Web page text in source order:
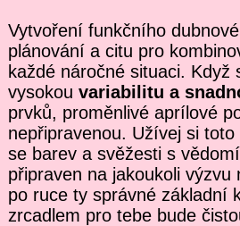
Vytvoření funkčního
plánování a citu pro
každé náročné situaci.
vysokou variabilitu a
prvků, proměnlivé aprílové
nepřipravenou. Užívej si
se barev a svěžesti s
připraven na jakoukoli
po ruce ty správné základní
zrcadlem pro tebe bude